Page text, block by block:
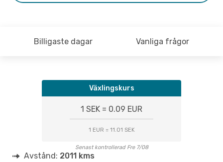
Billigaste dagar Vanliga frågor
Växlingskurs
1 SEK = 0.09 EUR
1 EUR = 11.01 SEK
Senast kontrollerad Fre 7/08
Avstånd: 2011 kms